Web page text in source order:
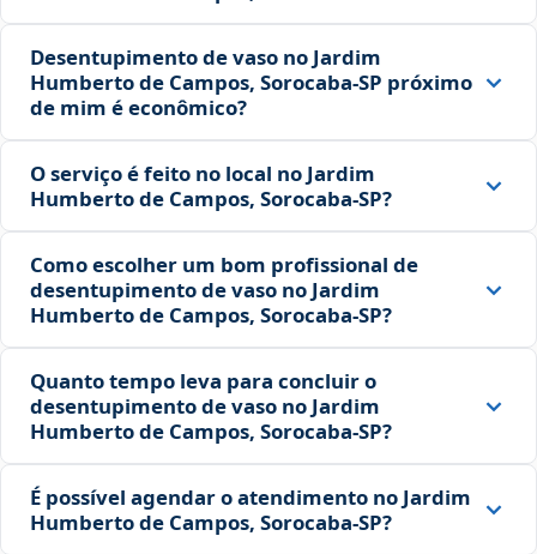
Desentupimento de vaso no Jardim
Humberto de Campos, Sorocaba‑SP próximo
de mim é econômico?
O serviço é feito no local no Jardim
Humberto de Campos, Sorocaba‑SP?
Como escolher um bom profissional de
desentupimento de vaso no Jardim
Humberto de Campos, Sorocaba‑SP?
Quanto tempo leva para concluir o
desentupimento de vaso no Jardim
Humberto de Campos, Sorocaba‑SP?
É possível agendar o atendimento no Jardim
Humberto de Campos, Sorocaba‑SP?